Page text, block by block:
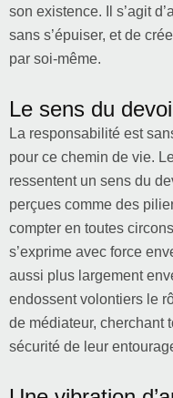
son existence. Il s’agit
sans s’épuiser, et de
par soi-même.
Le sens du
La responsabilité est
pour ce chemin de vie.
ressentent un sens du
perçues comme des
compter en toutes
s’exprime avec force
aussi plus largement
endossent volontiers le
de médiateur, cherchant
sécurité de leur